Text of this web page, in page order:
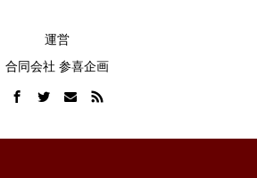
運営
合同会社 参喜企画